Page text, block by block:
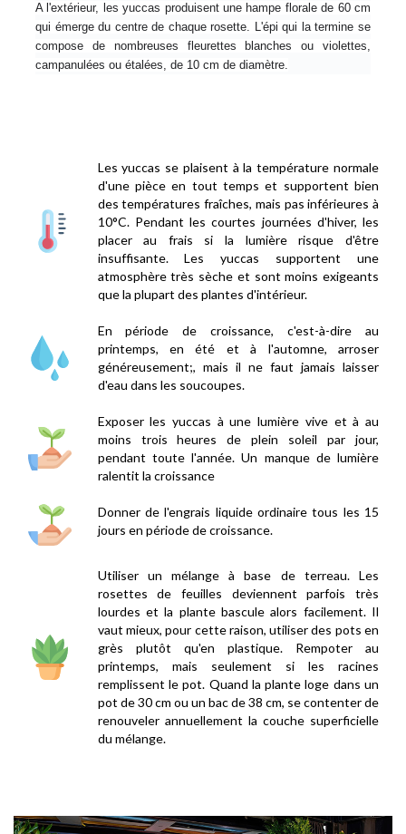
A l'extérieur, les yuccas produisent une hampe florale de 60 cm
qui émerge du centre de chaque rosette. L'épi qui la termine se
compose de nombreuses fleurettes blanches ou violettes,
campanulées ou étalées, de 10 cm de diamètre.
Les yuccas se plaisent à la température normale
d'une pièce en tout temps et supportent bien
des températures fraîches, mais pas inférieures à
10°C. Pendant les courtes journées d'hiver, les
placer au frais si la lumière risque d'être
insuffisante. Les yuccas supportent une
atmosphère très sèche et sont moins exigeants
que la plupart des plantes d'intérieur.
En période de croissance, c'est-à-dire au
printemps, en été et à l'automne, arroser
généreusement;, mais il ne faut jamais laisser
d'eau dans les soucoupes.
Exposer les yuccas à une lumière vive et à au
moins trois heures de plein soleil par jour,
pendant toute l'année. Un manque de lumière
ralentit la croissance
Donner de l'engrais liquide ordinaire tous les 15
jours en période de croissance.
Utiliser un mélange à base de terreau. Les
rosettes de feuilles deviennent parfois très
lourdes et la plante bascule alors facilement. Il
vaut mieux, pour cette raison, utiliser des pots en
grès plutôt qu'en plastique. Rempoter au
printemps, mais seulement si les racines
remplissent le pot. Quand la plante loge dans un
pot de 30 cm ou un bac de 38 cm, se contenter de
renouveler annuellement la couche superficielle
du mélange.